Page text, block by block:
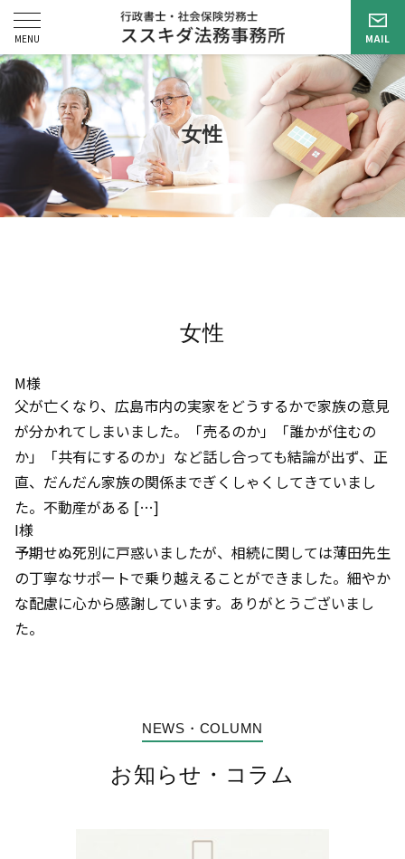
女性
女性
M様
父が亡くなり、広島市内の実家をどうするかで家族の意見
が分かれてしまいました。「売るのか」「誰かが住むの
か」「共有にするのか」など話し合っても結論が出ず、正
直、だんだん家族の関係までぎくしゃくしてきていまし
た。不動産がある […]
I様
予期せぬ死別に戸惑いましたが、相続に関しては薄田先生
の丁寧なサポートで乗り越えることができました。細やか
な配慮に心から感謝しています。ありがとうございまし
た。
NEWS・COLUMN
お知らせ・コラム